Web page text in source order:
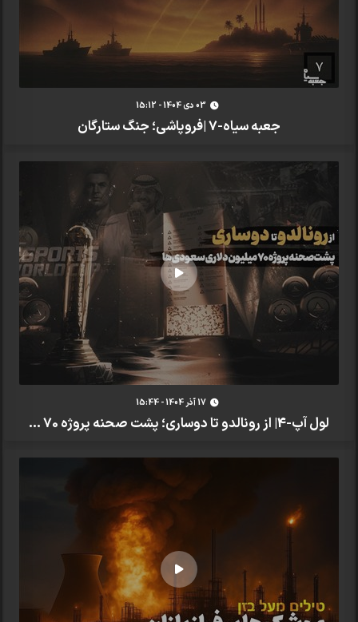
03 دی 1404 - 15:12
جعبه سیاه-7 |فروپاشی؛ جنگ ستارگان
17 آذر 1404 - 15:44
لول آپ-4| از رونالدو تا دوساری؛ پشت صحنه پروژه 70 ...